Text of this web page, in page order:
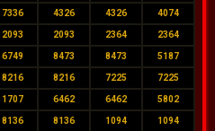
7336 4326 4326 4074
2093 2093 2364 2364
6749 8473 8473 5187
8216 8216 7225 7225
1707 6462 6462 5802
8136 8136 1094 1094